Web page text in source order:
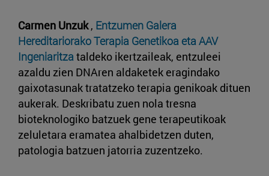
Carmen Unzuk, Entzumen Galera
Hereditariorako Terapia Genetikoa eta AAV
Ingeniaritzataldeko ikertzaileak, entzuleei
azaldu zien DNAren aldaketek eragindako
gaixotasunak tratatzeko terapia genikoak dituen
aukerak. Deskribatu zuen nola tresna
bioteknologiko batzuek gene terapeutikoak
zeluletara eramatea ahalbidetzen duten,
patologia batzuen jatorria zuzentzeko.